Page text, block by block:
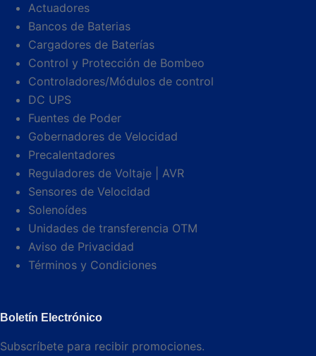
Actuadores
Bancos de Baterias
Cargadores de Baterías
Control y Protección de Bombeo
Controladores/Módulos de control
DC UPS
Fuentes de Poder
Gobernadores de Velocidad
Precalentadores
Reguladores de Voltaje | AVR
Sensores de Velocidad
Solenoídes
Unidades de transferencia OTM
Aviso de Privacidad
Términos y Condiciones
Boletín Electrónico
Subscríbete para recibir promociones.